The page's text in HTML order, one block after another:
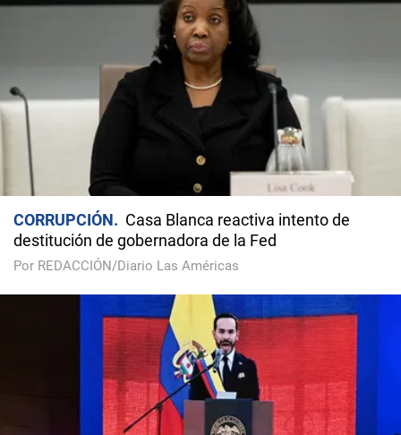
CORRUPCIÓN
Casa Blanca reactiva intento de
destitución de gobernadora de la Fed
Por REDACCIÓN/Diario Las Américas